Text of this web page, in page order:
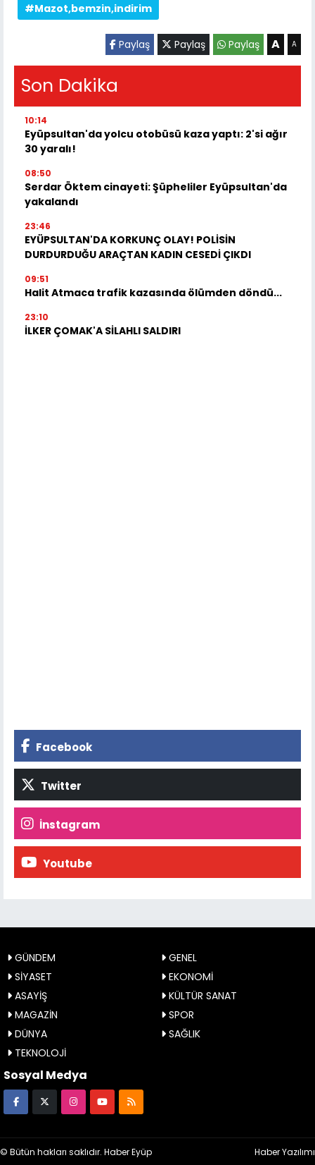
#Mazot,bemzin,indirim
Paylaş Paylaş Paylaş A A
Son Dakika
10:14
Eyüpsultan'da yolcu otobüsü kaza yaptı: 2'si ağır
30 yaralı!
08:50
Serdar Öktem cinayeti: Şüpheliler Eyüpsultan'da
yakalandı
23:46
EYÜPSULTAN'DA KORKUNÇ OLAY! POLİSİN
DURDURDUĞU ARAÇTAN KADIN CESEDİ ÇIKDI
09:51
Halit Atmaca trafik kazasında ölümden döndü...
23:10
İLKER ÇOMAK'A SİLAHLI SALDIRI
Facebook
Twitter
İnstagram
Youtube
GÜNDEM
GENEL
SİYASET
EKONOMİ
ASAYİŞ
KÜLTÜR SANAT
MAGAZİN
SPOR
DÜNYA
SAĞLIK
TEKNOLOJİ
Sosyal Medya
© Bütün hakları saklıdır. Haber Eyüp Haber Yazılımı